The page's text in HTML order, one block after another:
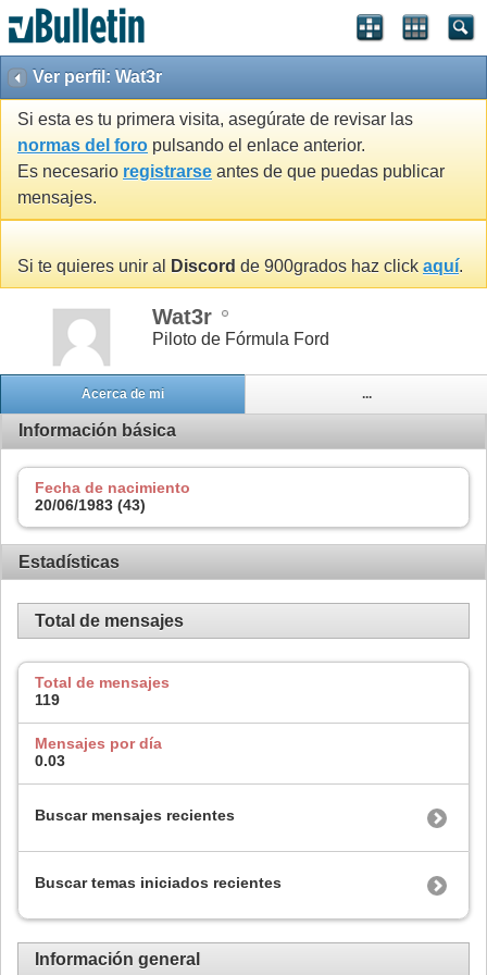
Ver perfil: Wat3r
Si esta es tu primera visita, asegúrate de revisar las
normas del foro pulsando el enlace anterior.
Es necesario registrarse antes de que puedas publicar
mensajes.
Si te quieres unir al Discord de 900grados haz click aquí.
Wat3r
Piloto de Fórmula Ford
Acerca de mi ...
Información básica
Fecha de nacimiento
20/06/1983 (43)
Estadísticas
Total de mensajes
Total de mensajes
119
Mensajes por día
0.03
Buscar mensajes recientes
Buscar temas iniciados recientes
Información general